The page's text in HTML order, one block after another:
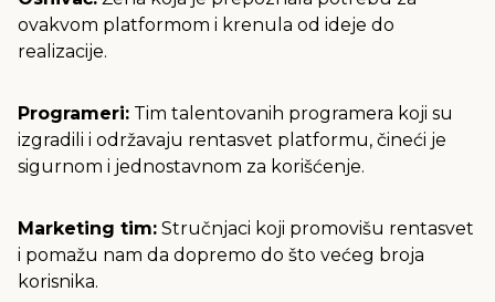
ovakvom platformom i krenula od ideje do
realizacije.
Programeri: Tim talentovanih programera koji su
izgradili i održavaju rentasvet platformu, čineći je
sigurnom i jednostavnom za korišćenje.
Marketing tim: Stručnjaci koji promovišu rentasvet
i pomažu nam da dopremo do što većeg broja
korisnika.